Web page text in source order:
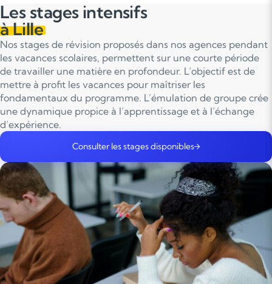
Les stages intensifs
à Lille
Nos stages de révision proposés dans nos agences pendant
les vacances scolaires, permettent sur une courte période
de travailler une matière en profondeur. L’objectif est de
mettre à profit les vacances pour maîtriser les
fondamentaux du programme. L’émulation de groupe crée
une dynamique propice à l’apprentissage et à l’échange
d’expérience.
Consulter les stages disponibles